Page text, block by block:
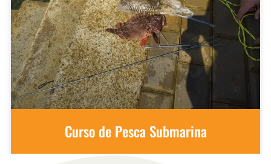
Curso de Pesca Submarina